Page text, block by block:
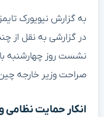
به گزارش نیویورک
در گزارشی به نقل از
نشست روز چهارشنبه با
صراحت وزیر خارجه
انکار حمایت نظامی